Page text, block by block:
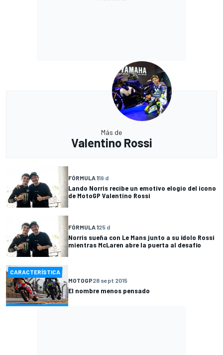
Más de
Valentino Rossi
FÓRMULA 119 d
Lando Norris recibe un emotivo elogio del icono
de MotoGP Valentino Rossi
FÓRMULA 125 d
Norris sueña con Le Mans junto a su ídolo Rossi
mientras McLaren abre la puerta al desafío
CARACTERÍSTICA
MOTOGP28 sept 2015
El nombre menos pensado